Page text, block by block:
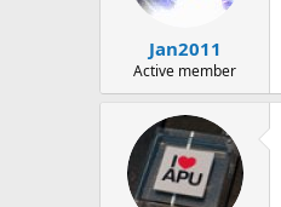
Jan2011
Active member